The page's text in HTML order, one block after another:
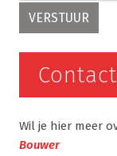
Contact
Wil je hier meer
Bouwer